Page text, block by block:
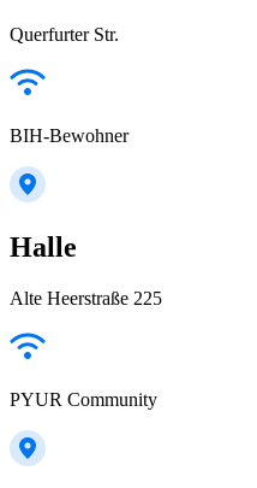
Querfurter Str.
BIH-Bewohner
Halle
Alte Heerstraße 225
PYUR Community